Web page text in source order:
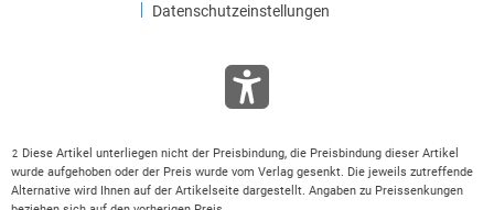
Datenschutzeinstellungen
2
Diese Artikel unterliegen nicht der Preisbindung, die Preisbindung dieser Artikel
wurde aufgehoben oder der Preis wurde vom Verlag gesenkt. Die jeweils zutreffende
Alternative wird Ihnen auf der Artikelseite dargestellt. Angaben zu Preissenkungen